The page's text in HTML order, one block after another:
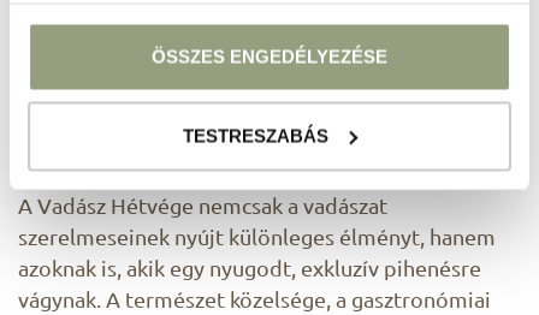
ÖSSZES ENGEDÉLYEZÉSE
TESTRESZABÁS
Élmény a család
minden tagjának
A Vadász Hétvége nemcsak a vadászat
szerelmeseinek nyújt különleges élményt, hanem
azoknak is, akik egy nyugodt, exkluzív pihenésre
vágynak. A természet közelsége, a gasztronómiai